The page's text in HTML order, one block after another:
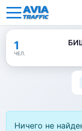
1
ЧЕЛ.
Ничего не